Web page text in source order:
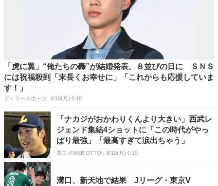
「虎に翼」“俺たちの轟”が結婚発表、８並びの日に ＳＮＳ
には祝福殺到「末長くお幸せに」「これからも応援していま
す！」
デイリースポーツ 8/10(月) 0:10
「ナカジがおかわりくんより大きい」西武レ
ジェンド集結4ショットに「この時代がやっ
ぱり最強」「最高すぎて涙出ちゃう」
西スポWEB OTTO! 8/10(月) 0:10
溝口、新天地で結果 Jリーグ・東京V